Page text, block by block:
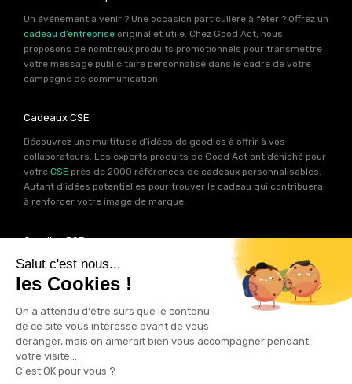
Un événement à venir ? Une occasion particulière à fêter ? Offrez un
cadeau d’entreprise original et utile. Chez Good Act, nous
proposons de nombreux produits promotionnels pour transmettre
votre message publicitaire personnalisé dans le cadre de votre
campagne de communication.
Cadeaux CSE
Découvrez une multitude d’idées de goodies à offrir à vos
collaborateurs. Les experts produits de Good Act ont déniché pour
votre CSE près de 2000 références de cadeaux personnalisables.
Autant d’idées potentielles pour trouver le cadeau qui contribuera
à renforcer votre image de marque.
Goodies RSE
Vous souhaitez communiquer en accord avec vos valeurs ? Ca
tombe bien ! Un grand nombre de produits présents sur Good Act
sont fabriqués en France et en Europe.
Notre sélection RSEvous
permet de trouver un goodies parfait pour votre campagne de
communication. Des produits fabriqués avec amour dans de
bonnes conditions et un impact limité sur la planête.